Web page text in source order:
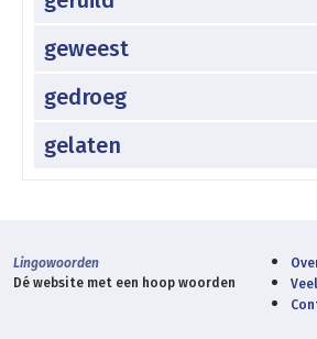
geweest
gedroeg
gelaten
Lingowoorden
Dé website met een hoop woorden